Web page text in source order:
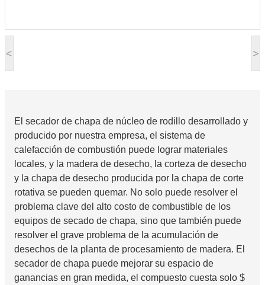
< >
El secador de chapa de núcleo de rodillo desarrollado y
producido por nuestra empresa, el sistema de
calefacción de combustión puede lograr materiales
locales, y la madera de desecho, la corteza de desecho
y la chapa de desecho producida por la chapa de corte
rotativa se pueden quemar. No solo puede resolver el
problema clave del alto costo de combustible de los
equipos de secado de chapa, sino que también puede
resolver el grave problema de la acumulación de
desechos de la planta de procesamiento de madera. El
secador de chapa puede mejorar su espacio de
ganancias en gran medida, el compuesto cuesta solo $